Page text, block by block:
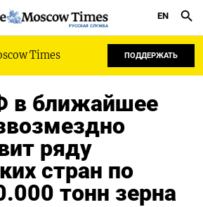
РУССКАЯ СЛУЖБА
EN
Times ПОДДЕРЖАТЬ
в ближайшее
ряду
стран по
тонн зерна